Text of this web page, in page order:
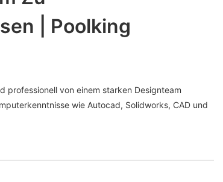
| Poolking
professionell von einem starken Designteam
wie Autocad, Solidworks, CAD und